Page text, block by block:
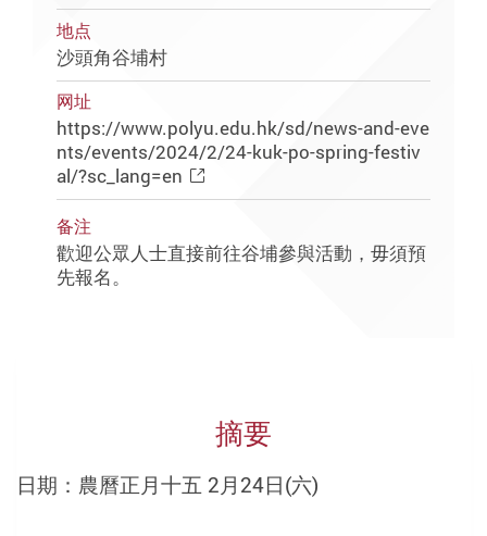
地点
沙頭角谷埔村
网址
https://www.polyu.edu.hk/sd/news-and-eve
nts/events/2024/2/24-kuk-po-spring-festiv
al/?sc_lang=en
备注
歡迎公眾人士直接前往谷埔參與活動，毋須預
先報名。
摘要
日期：農曆正月十五 2月24日(六)